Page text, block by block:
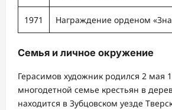
1971 Награждение орденом
Семья и личное окружение
Герасимов художник родился 2 мая
многодетной семье крестьян в
находится в Зубцовском уезде